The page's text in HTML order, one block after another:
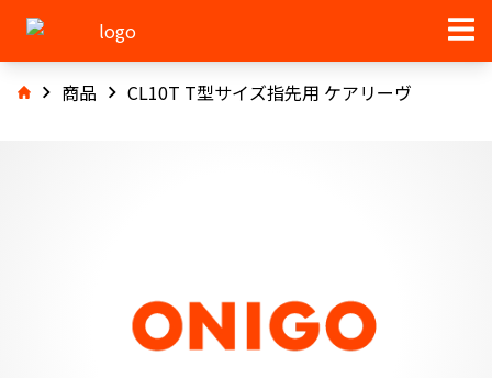
商品 CL10T T型サイズ指先用 ケアリーヴ